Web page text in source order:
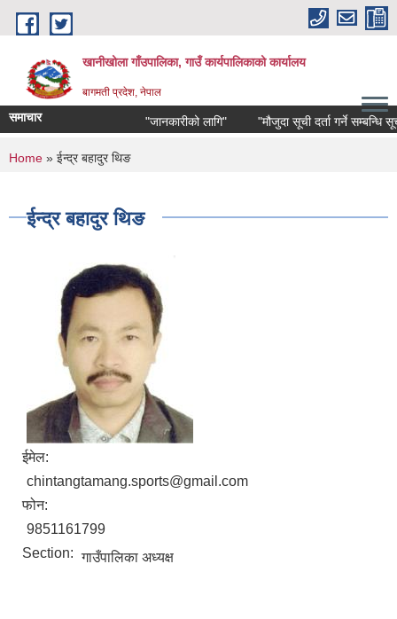
Skip to main content
खानीखोला गाँउपालिका, गाउँ कार्यपालिकाको कार्यालय
बागमती प्रदेश, नेपाल
समाचार "जानकारीको लागि" "मौजुदा सूची दर्ता गर्ने सम्बन्धि सूचना"
You are here
Home » ईन्द्र बहादुर थिङ
ईन्द्र बहादुर थिङ
ईमेल:
chintangtamang.sports@gmail.com
फोन:
9851161799
Section: गाउँपालिका अध्यक्ष